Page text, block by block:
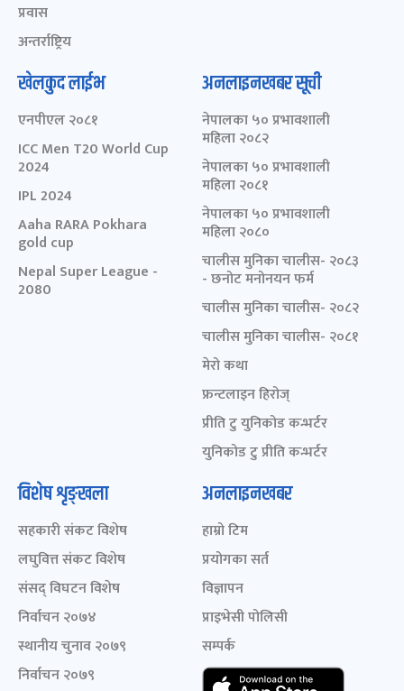
प्रवास
अन्तर्राष्ट्रिय
खेलकुद लाईभ
एनपीएल २०८१
ICC Men T20 World Cup
2024
IPL 2024
Aaha RARA Pokhara
gold cup
Nepal Super League -
2080
अनलाइनखबर सूची
नेपालका ५० प्रभावशाली
महिला २०८२
नेपालका ५० प्रभावशाली
महिला २०८१
नेपालका ५० प्रभावशाली
महिला २०८०
चालीस मुनिका चालीस- २०८३
- छनोट मनोनयन फर्म
चालीस मुनिका चालीस- २०८२
चालीस मुनिका चालीस- २०८१
मेरो कथा
फ्रन्टलाइन हिरोज्
प्रीति टु युनिकोड कन्भर्टर
युनिकोड टु प्रीति कन्भर्टर
विशेष शृङ्खला
सहकारी संकट विशेष
लघुवित्त संकट विशेष
संसद् विघटन विशेष
निर्वाचन २०७४
स्थानीय चुनाव २०७९
निर्वाचन २०७९
अनलाइनखबर
हाम्रो टिम
प्रयोगका सर्त
विज्ञापन
प्राइभेसी पोलिसी
सम्पर्क